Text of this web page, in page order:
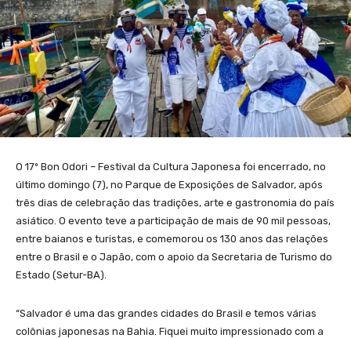
O 17º Bon Odori – Festival da Cultura Japonesa foi encerrado, no
último domingo (7), no Parque de Exposições de Salvador, após
três dias de celebração das tradições, arte e gastronomia do país
asiático. O evento teve a participação de mais de 90 mil pessoas,
entre baianos e turistas, e comemorou os 130 anos das relações
entre o Brasil e o Japão, com o apoio da Secretaria de Turismo do
Estado (Setur-BA).
“Salvador é uma das grandes cidades do Brasil e temos várias
colônias japonesas na Bahia. Fiquei muito impressionado com a